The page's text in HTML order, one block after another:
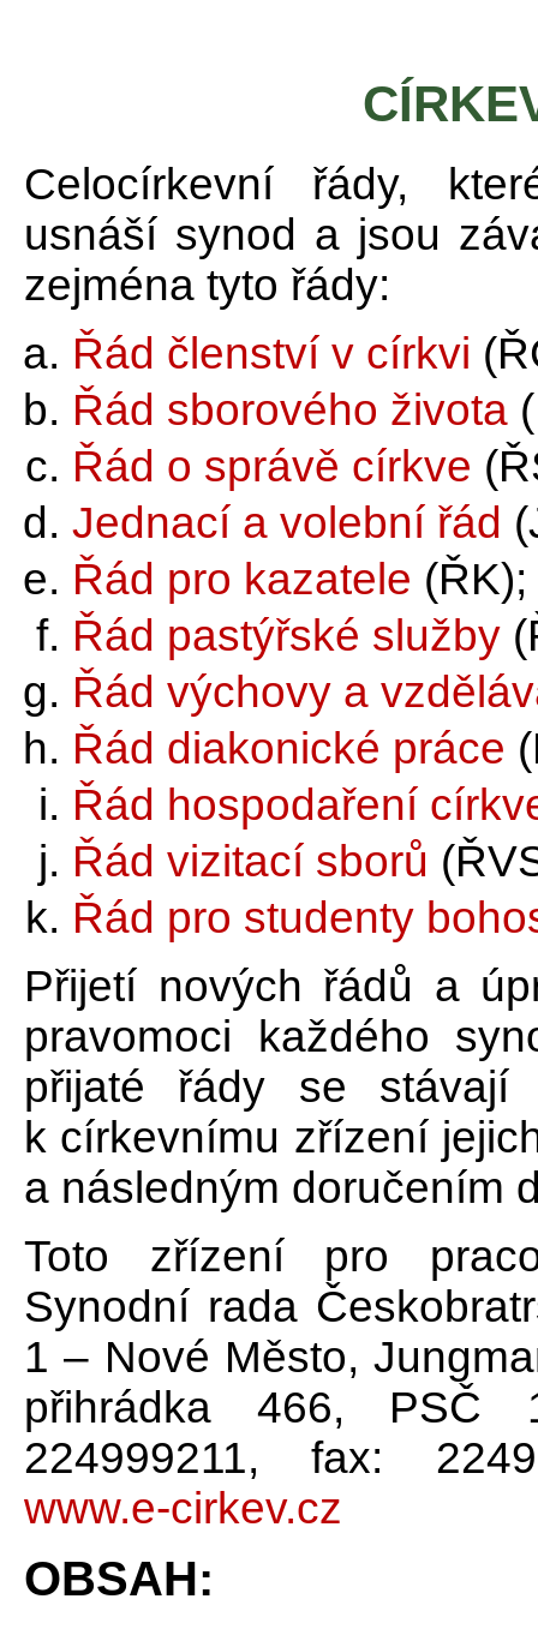
Celocírkevní řády,
usnáší synod a jsou
zejména tyto řády:
Řád členství v církvi
Řád sborového života
Řád o správě církve
Jednací a volební řád
Řád pro kazatele (ŘK);
Řád pastýřské služby
Řád výchovy a
Řád diakonické práce
Řád hospodaření
Řád vizitací sborů
Řád pro studenty
Přijetí nových řádů a
pravomoci každého
přijaté řády se stávají
k církevnímu zřízení
a následným doručením
Toto zřízení pro
Synodní rada
1 – Nové Město,
přihrádka 466, PSČ
224999211, fax:
www.e-cirkev.cz
OBSAH: